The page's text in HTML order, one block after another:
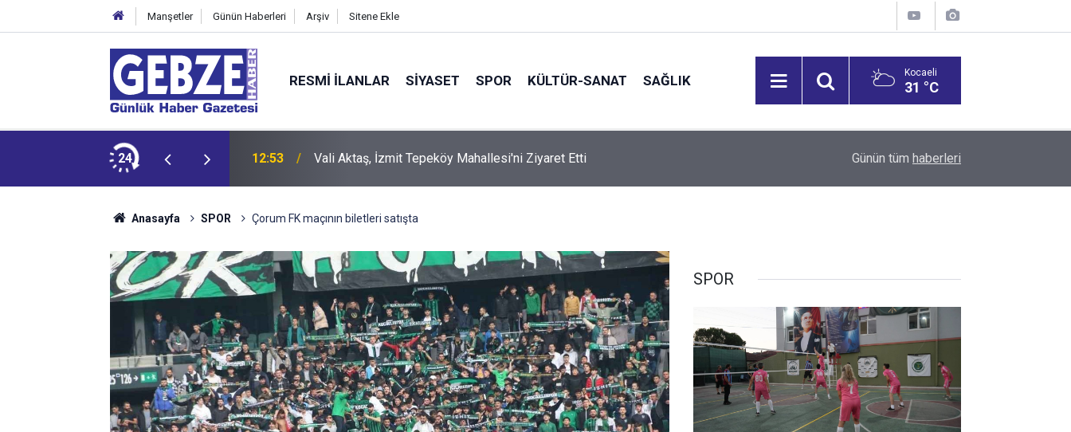
Manşetler Günün Haberleri Arşiv Sitene Ekle
RESMI İLANLAR SİYASET SPOR KÜLTÜR-SANAT SAĞLIK Kocaeli
31 °C
24 12:53 Vali Aktaş, İzmit Tepeköy Mahallesi'ni Ziyaret Etti Otomobil yayalara çarptı: 2 yaralı
Günün tüm haberleri
Anasayfa SPOR Çorum FK maçının biletleri satışta
SPOR